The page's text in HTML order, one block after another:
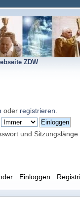
ZDW
oder registrieren
und Sitzungslänge
Einloggen